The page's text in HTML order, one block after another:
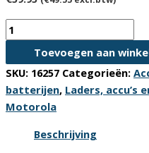
Motorola
PMLN7409
lader
aantal
Toevoegen aan
SKU: 16257 Categorieën:
batterijen, Laders,
Motorola
Beschrijving